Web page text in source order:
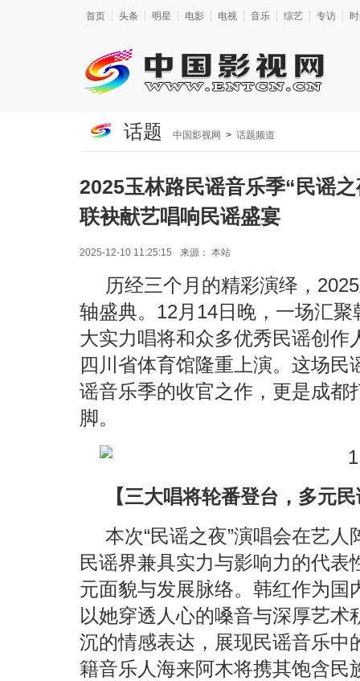
首页 头条 明星 电影 电视 音乐 综艺 专访
话题 中国影视网 > 话题频道
2025玉林路民谣音乐季“民谣
联袂献艺唱响民谣盛宴
2025-12-10 11:25:15 来源： 本站
历经三个月的精彩演绎，
轴盛典。12月14日晚，一场汇
大实力唱将和众多优秀民谣创作
四川省体育馆隆重上演。这场
谣音乐季的收官之作，更是成都
脚。
【三大唱将轮番登台，多元
本次“民谣之夜”演唱会在艺
民谣界兼具实力与影响力的代
元面貌与发展脉络。韩红作为国
以她穿透人心的嗓音与深厚艺
沉的情感表达，展现民谣音乐中
籍音乐人海来阿木将携其饱含民